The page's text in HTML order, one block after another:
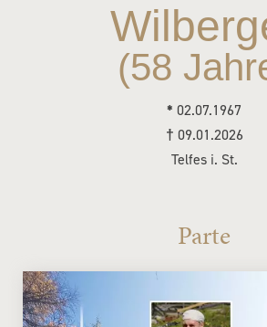
(58
* 02.07.1967
† 09.01.2026
Telfes i. St.
Parte